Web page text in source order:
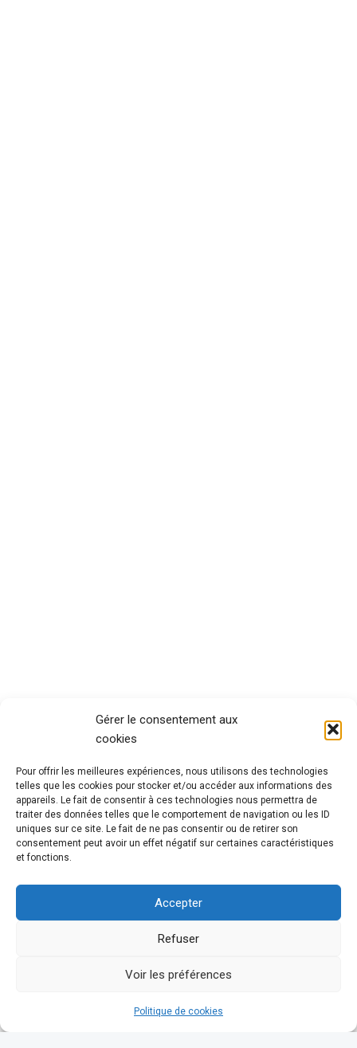
Gérer le consentement aux
cookies
Pour offrir les meilleures expériences, nous utilisons des technologies
telles que les cookies pour stocker et/ou accéder aux informations des
appareils. Le fait de consentir à ces technologies nous permettra de
traiter des données telles que le comportement de navigation ou les ID
uniques sur ce site. Le fait de ne pas consentir ou de retirer son
consentement peut avoir un effet négatif sur certaines caractéristiques
et fonctions.
Accepter
Refuser
Voir les préférences
Politique de cookies